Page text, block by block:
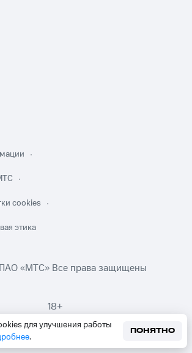
для улучшения работы
.
ПОНЯТНО
cookies
этика
«МТС» Все права защищены
18+